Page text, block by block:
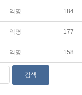
익명 184
익명 177
익명 158